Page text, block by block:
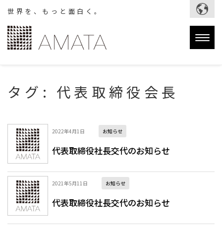
世界を、もっと面白く。
タグ: 代表取締役会長
2022年4月1日 お知らせ
代表取締役社長交代のお知らせ
2021年5月11日 お知らせ
代表取締役社長交代のお知らせ